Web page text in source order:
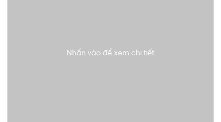
Nhấn vào để xem chi tiết